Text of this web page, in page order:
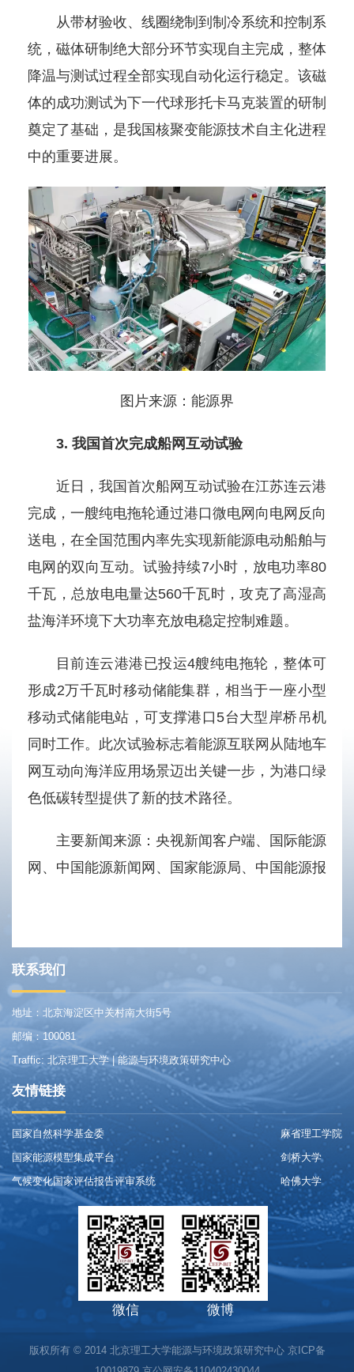
从带材验收、线圈绕制到制冷系统和控制系
统，磁体研制绝大部分环节实现自主完成，整体
降温与测试过程全部实现自动化运行稳定。该磁
体的成功测试为下一代球形托卡马克装置的研制
奠定了基础，是我国核聚变能源技术自主化进程
中的重要进展。
图片来源：能源界
3. 我国首次完成船网互动试验
近日，我国首次船网互动试验在江苏连云港
完成，一艘纯电拖轮通过港口微电网向电网反向
送电，在全国范围内率先实现新能源电动船舶与
电网的双向互动。试验持续7小时，放电功率80
千瓦，总放电电量达560千瓦时，攻克了高湿高
盐海洋环境下大功率充放电稳定控制难题。
目前连云港港已投运4艘纯电拖轮，整体可
形成2万千瓦时移动储能集群，相当于一座小型
移动式储能电站，可支撑港口5台大型岸桥吊机
同时工作。此次试验标志着能源互联网从陆地车
网互动向海洋应用场景迈出关键一步，为港口绿
色低碳转型提供了新的技术路径。
主要新闻来源：央视新闻客户端、国际能源
网、中国能源新闻网、国家能源局、中国能源报
联系我们
地址：北京海淀区中关村南大街5号
邮编：100081
Traffic: 北京理工大学 | 能源与环境政策研究中心
友情链接
国家自然科学基金委
国家能源模型集成平台
气候变化国家评估报告评审系统
麻省理工学院
剑桥大学
哈佛大学
微信 微博
版权所有 © 2014 北京理工大学能源与环境政策研究中心 京ICP备